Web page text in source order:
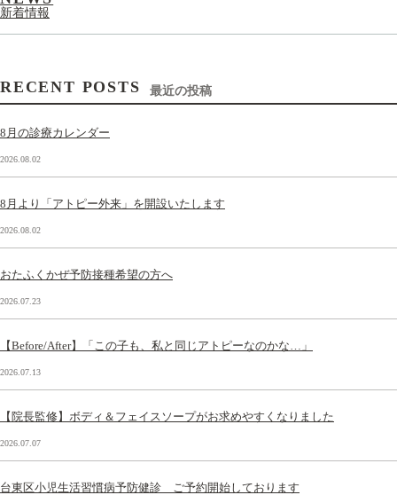
新着情報
RECENT POSTS 最近の投稿
8月の診療カレンダー
2026.08.02
8月より「アトピー外来」を開設いたします
2026.08.02
おたふくかぜ予防接種希望の方へ
2026.07.23
【Before/After】「この子も、私と同じアトピーなのかな…」
2026.07.13
【院長監修】ボディ＆フェイスソープがお求めやすくなりました
2026.07.07
台東区小児生活習慣病予防健診 ご予約開始しております